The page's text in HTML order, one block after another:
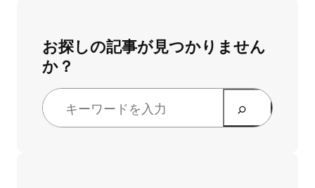
お探しの記事が見つかりません
か？